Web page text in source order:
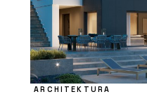
ARCHITEKTURA